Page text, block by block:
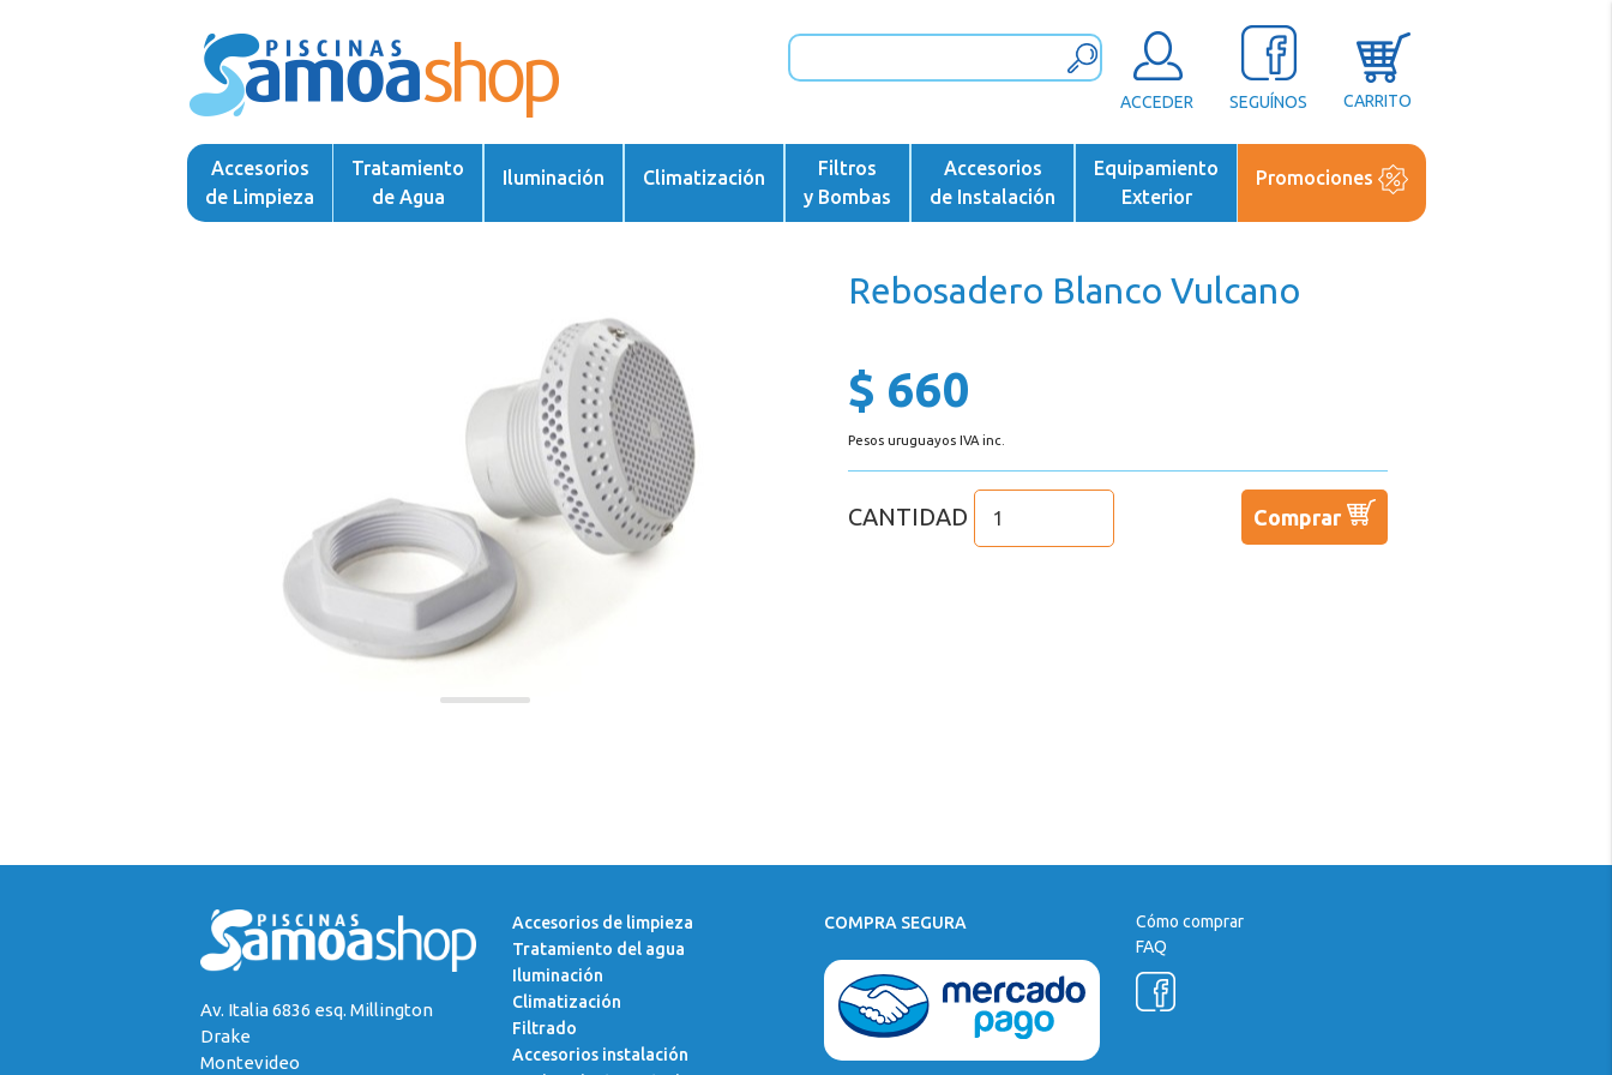
ACCEDER SEGUÍNOS CARRITO
Accesorios
de Limpieza
Tratamiento
de Agua
Iluminación Climatización
Filtros
y Bombas
Accesorios
de Instalación
Equipamiento
Exterior
Promociones
Rebosadero Blanco Vulcano
$ 660
Pesos uruguayos IVA inc.
CANTIDAD Comprar
Av. Italia 6836 esq. Millington
Drake
Montevideo
Accesorios de limpieza
Tratamiento del agua
Iluminación
Climatización
Filtrado
Accesorios instalación
COMPRA SEGURA
Cómo comprar
FAQ